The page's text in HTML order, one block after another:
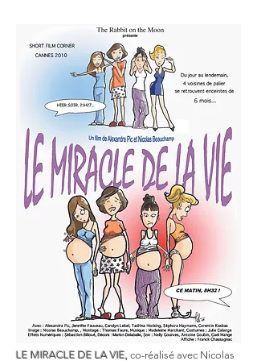
LE MIRACLE DE LA VIE, co-réalisé avec Nicolas